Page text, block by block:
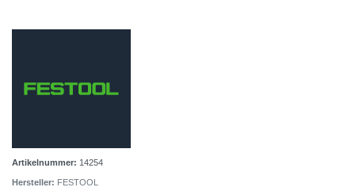
Artikelnummer: 14254
Hersteller: FESTOOL